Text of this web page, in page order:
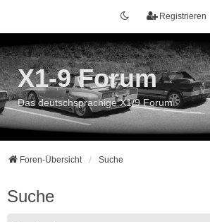
Registrieren
X1-9 Forum
Das deutschsprachige X1/9 Forum
Foren-Übersicht Suche
Suche